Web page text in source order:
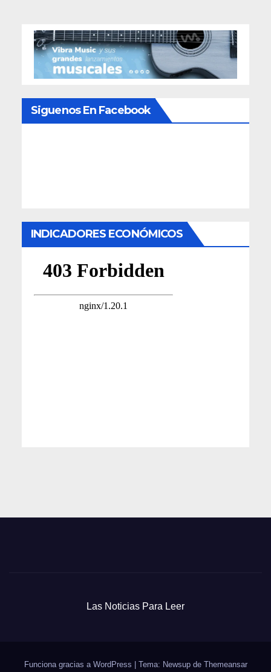
Siguenos En Facebook
INDICADORES ECONÓMICOS
Las Noticias Para Leer
Funciona gracias a WordPress | Tema: Newsup de Themeansar